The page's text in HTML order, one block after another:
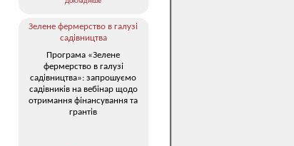
Зелене фермерство в галузі
садівництва
Програма «Зелене
фермерство в галузі
садівництва»: запрошуємо
садівників на вебінар щодо
отримання фінансування та
грантів